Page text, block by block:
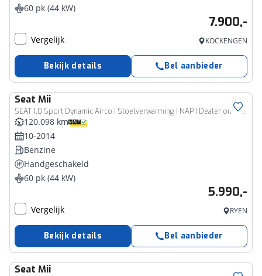
60 pk (44 kW)
7.900,-
Vergelijk KOCKENGEN
Bekijk details Bel aanbieder
Seat Mii
SEAT 1.0 Sport Dynamic Airco | Stoelverwarming | NAP | Dealer onderhouden
120.098 km
10-2014
Benzine
Handgeschakeld
60 pk (44 kW)
5.990,-
Vergelijk RYEN
Bekijk details Bel aanbieder
Seat Mii